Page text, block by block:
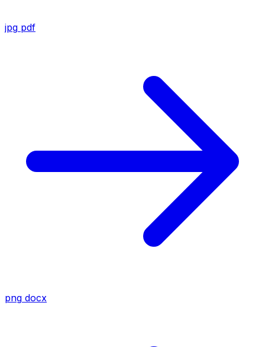
jpg pdf
png docx